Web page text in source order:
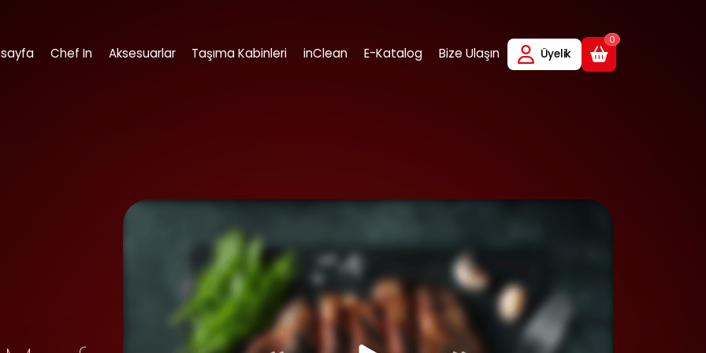
Chef In Aksesuarlar Taşıma Kabinleri inClean E-Katalog Bize Ulaşın Üyelik
0